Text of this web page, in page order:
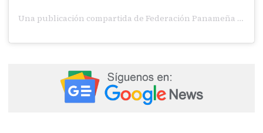
Una publicación compartida de Federación Panameña Ciclismo (@fepaci)